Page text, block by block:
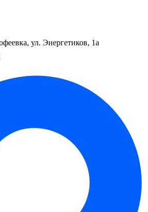
ул. Энергетиков, 1а